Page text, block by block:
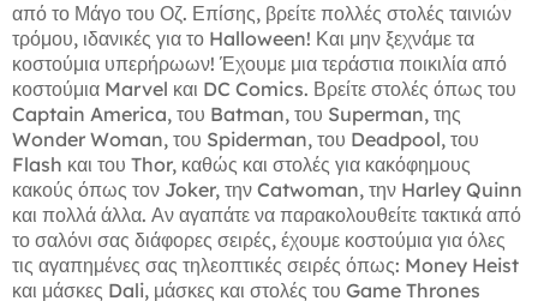
από το Μάγο του Οζ. Επίσης, βρείτε πολλές στολές ταινιών
τρόμου, ιδανικές για το Halloween! Και μην ξεχνάμε τα
κοστούμια υπερήρωων! Έχουμε μια τεράστια ποικιλία από
κοστούμια Marvel και DC Comics. Βρείτε στολές όπως του
Captain America, του Batman, του Superman, της
Wonder Woman, του Spiderman, του Deadpool, του
Flash και του Thor, καθώς και στολές για κακόφημους
κακούς όπως τον Joker, την Catwoman, την Harley Quinn
και πολλά άλλα. Αν αγαπάτε να παρακολουθείτε τακτικά από
το σαλόνι σας διάφορες σειρές, έχουμε κοστούμια για όλες
τις αγαπημένες σας τηλεοπτικές σειρές όπως: Money Heist
και μάσκες Dali, μάσκες και στολές του Game Thrones